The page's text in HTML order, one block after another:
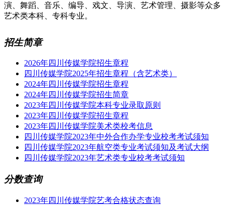
演、舞蹈、音乐、编导、戏文、导演、艺术管理、摄影等众多
艺术类本科、专科专业。
招生简章
2026年四川传媒学院招生章程
四川传媒学院2025年招生章程（含艺术类）
2024年四川传媒学院招生章程
2024年四川传媒学院招生简章
2023年四川传媒学院本科专业录取原则
2023年四川传媒学院招生章程
2023年四川传媒学院美术类校考信息
四川传媒学院2023年中外合作办学专业校考考试须知
四川传媒学院2023年航空类专业考试须知及考试大纲
四川传媒学院2023年艺术类专业校考考试须知
分数查询
2023年四川传媒学院艺考合格状态查询